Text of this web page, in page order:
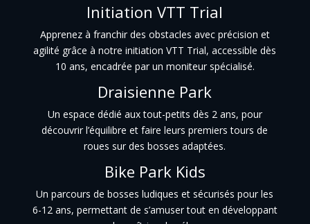
Initiation VTT Trial
Apprenez à franchir des obstacles avec précision et
agilité grâce à notre initiation VTT Trial, accessible dès
10 ans, encadrée par un moniteur spécialisé.
Draisienne Park
Un espace dédié aux tout-petits dès 2 ans, pour
découvrir l’équilibre et faire leurs premiers tours de
roues sur des bosses adaptées.
Bike Park Kids
Un parcours de bosses ludiques et sécurisés pour les
6-12 ans, permettant de s’amuser tout en développant